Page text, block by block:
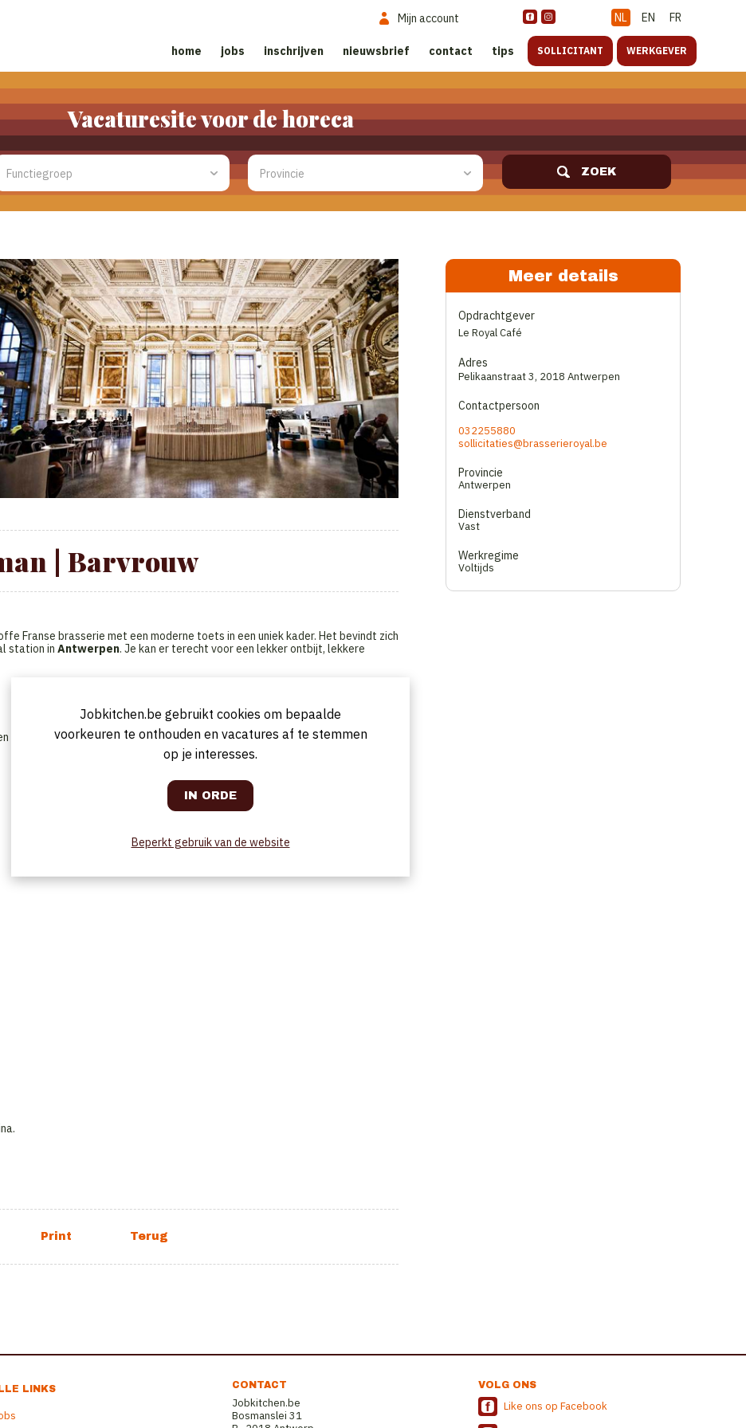
NL EN FR
Mijn account
home jobs inschrijven nieuwsbrief contact tips SOLLICITANT WERKGEVER
Vacaturesite voor de horeca
ZOEK
| Barvrouw
Franse brasserie met een moderne toets in een uniek kader. Het bevindt zich
station in Antwerpen. Je kan er terecht voor een lekker ontbijt, lekkere
Meer details
Opdrachtgever
Le Royal Café
Adres
Pelikaanstraat 3, 2018 Antwerpen
Contactpersoon
032255880
sollicitaties@brasserieroyal.be
Provincie
Antwerpen
Dienstverband
Vast
Werkregime
Voltijds
LINKS CONTACT
Jobkitchen.be
Bosmanslei 31
VOLG ONS
Like ons op Facebook
Jobkitchen.be gebruikt cookies om bepaalde
voorkeuren te onthouden en vacatures af te stemmen
op je interesses.
Beperkt gebruik van de website